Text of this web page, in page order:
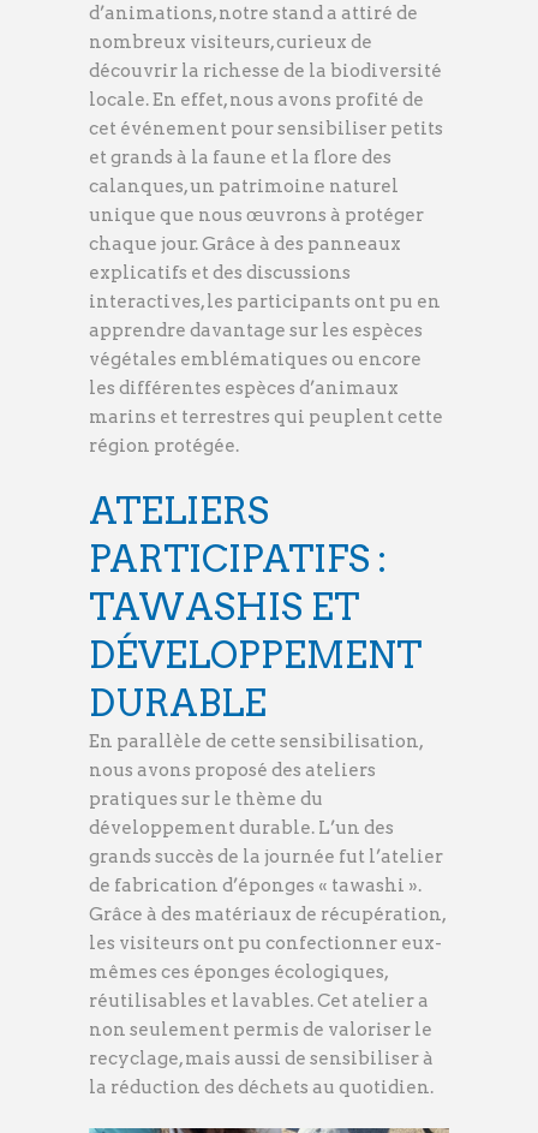
d’animations, notre stand a attiré de
nombreux visiteurs, curieux de
découvrir la richesse de la biodiversité
locale. En effet, nous avons profité de
cet événement pour sensibiliser petits
et grands à la faune et la flore des
calanques, un patrimoine naturel
unique que nous œuvrons à protéger
chaque jour. Grâce à des panneaux
explicatifs et des discussions
interactives, les participants ont pu en
apprendre davantage sur les espèces
végétales emblématiques ou encore
les différentes espèces d’animaux
marins et terrestres qui peuplent cette
région protégée.
ATELIERS
PARTICIPATIFS :
TAWASHIS ET
DÉVELOPPEMENT
DURABLE
En parallèle de cette sensibilisation,
nous avons proposé des ateliers
pratiques sur le thème du
développement durable. L’un des
grands succès de la journée fut l’atelier
de fabrication d’éponges « tawashi ».
Grâce à des matériaux de récupération,
les visiteurs ont pu confectionner eux-
mêmes ces éponges écologiques,
réutilisables et lavables. Cet atelier a
non seulement permis de valoriser le
recyclage, mais aussi de sensibiliser à
la réduction des déchets au quotidien.